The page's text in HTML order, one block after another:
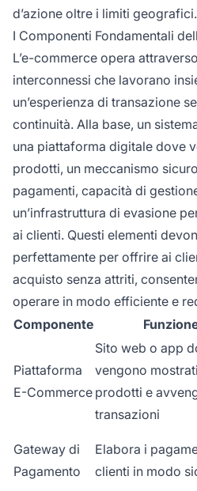
d’azione oltre i limiti geografici.
I Componenti Fondamentali
L’e-commerce opera
interconnessi che lavorano
un’esperienza di transazione
continuità. Alla base, un
una piattaforma digitale dove
prodotti, un meccanismo
pagamenti, capacità di
un’infrastruttura di evasione
ai clienti. Questi elementi
perfettamente per offrire ai
acquisto senza attriti,
operare in modo efficiente e
Componente
Piattaforma
E-Commerce
Sito web o app
vengono
prodotti e
transazioni
Gateway di
Pagamento
Elabora i
clienti in modo